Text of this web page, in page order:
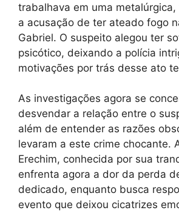
trabalhava em uma
a acusação de ter ateado fogo
Gabriel. O suspeito alegou ter
psicótico, deixando a polícia
motivações por trás desse ato
As investigações agora se
desvendar a relação entre o
além de entender as razões
levaram a este crime chocante.
Erechim, conhecida por sua
enfrenta agora a dor da perda
dedicado, enquanto busca
evento que deixou cicatrizes